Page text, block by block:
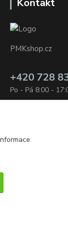
Kontakt
PMKshop.cz
+420 728
Po - Pá 8:00 -